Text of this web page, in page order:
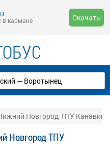
в кармане
Скачать
Новгород ТПУ
Новгород ТПУ